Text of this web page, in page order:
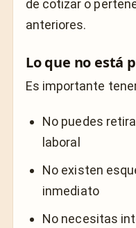
de cotizar o
anteriores.
Lo que no está
Es importante
No puedes
laboral
No existen
inmediato
No necesitas